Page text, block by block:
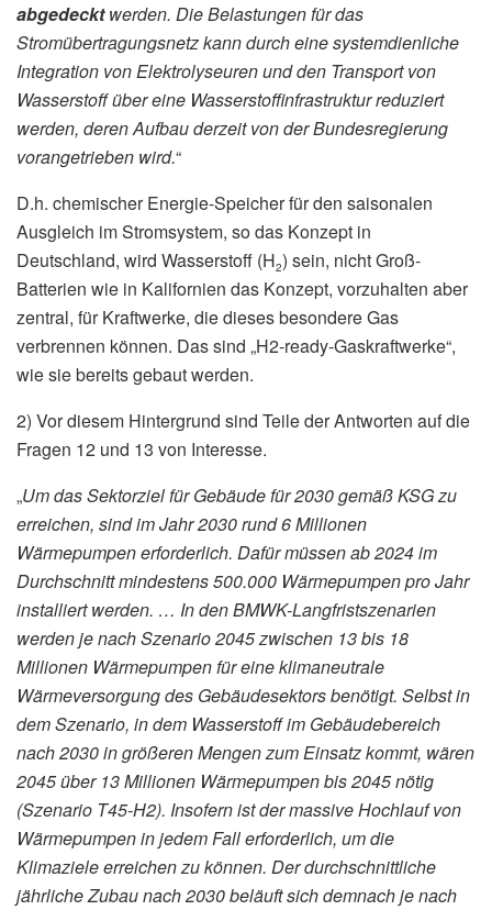
abgedecktwerden. Die Belastungen für das
Stromübertragungsnetz kann durch eine systemdienliche
Integration von Elektrolyseuren und den Transport von
Wasserstoff über eine Wasserstoffinfrastruktur reduziert
werden, deren Aufbau derzeit von der Bundesregierung
vorangetrieben wird.“
D.h. chemischer Energie-Speicher für den saisonalen
Ausgleich im Stromsystem, so das Konzept in
Deutschland, wird Wasserstoff (H2) sein, nicht Groß-
Batterien wie in Kalifornien das Konzept, vorzuhalten aber
zentral, für Kraftwerke, die dieses besondere Gas
verbrennen können. Das sind „H2-ready-Gaskraftwerke“,
wie sie bereits gebaut werden.
2) Vor diesem Hintergrund sind Teile der Antworten auf die
Fragen 12 und 13 von Interesse.
„Um das Sektorziel für Gebäude für 2030 gemäß KSG zu
erreichen, sind im Jahr 2030 rund 6 Millionen
Wärmepumpen erforderlich. Dafür müssen ab 2024 im
Durchschnitt mindestens 500.000 Wärmepumpen pro Jahr
installiert werden. … In den BMWK-Langfristszenarien
werden je nach Szenario 2045 zwischen 13 bis 18
Millionen Wärmepumpen für eine klimaneutrale
Wärmeversorgung des Gebäudesektors benötigt. Selbst in
dem Szenario, in dem Wasserstoff im Gebäudebereich
nach 2030 in größeren Mengen zum Einsatz kommt, wären
2045 über 13 Millionen Wärmepumpen bis 2045 nötig
(Szenario T45-H2). Insofern ist der massive Hochlauf von
Wärmepumpen in jedem Fall erforderlich, um die
Klimaziele erreichen zu können. Der durchschnittliche
jährliche Zubau nach 2030 beläuft sich demnach je nach